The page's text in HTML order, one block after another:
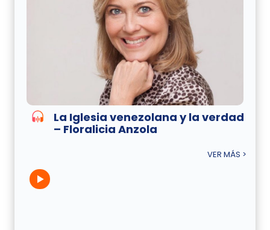
La Iglesia venezolana y la verdad
– Floralicia Anzola
VER MÁS >